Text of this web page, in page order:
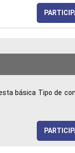
básica Tipo de